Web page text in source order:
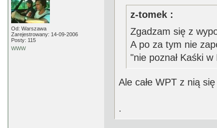
Od: Warszawa
Zarejestrowany: 14-09-2006
Posty: 115
WWW
z-tomek :
Zgadzam się z
A po za tym nie
"nie poznał Kaśki w
Ale całe WPT z nią
.